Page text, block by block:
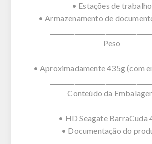
• Estações de trabalho
• Armazenamento de
Peso
• Aproximadamente 435g (com
Conteúdo da
• HD Seagate BarraCuda
• Documentação do